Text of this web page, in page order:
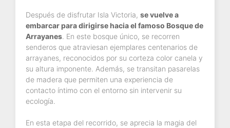
Después de disfrutar Isla Victoria, se vuelve a
embarcar para dirigirse hacia el famoso Bosque de
Arrayanes . En este bosque único, se recorren
senderos que atraviesan ejemplares centenarios de
arrayanes, reconocidos por su corteza color canela y
su altura imponente. Además, se transitan pasarelas
de madera que permiten una experiencia de
contacto íntimo con el entorno sin intervenir su
ecología.
En esta etapa del recorrido, se aprecia la magia del